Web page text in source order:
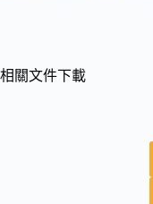
相關文件下載